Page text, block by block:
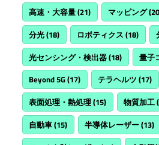
高速・大容量(21) マッピング
分光(18) ロボティクス (18)
光センシング・検出器(18) 量子
Beyond 5G(17) テラヘルツ (17)
表面処理・熱処理(15) 物質加工
自動車(15) 半導体レーザー(13)